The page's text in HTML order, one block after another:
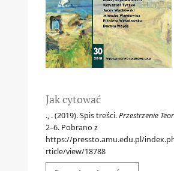
Jak cytować
., . (2019). Spis treści.Przestrzenie
2–6. Pobrano z
https://pressto.amu.edu.pl/
rticle/view/18788